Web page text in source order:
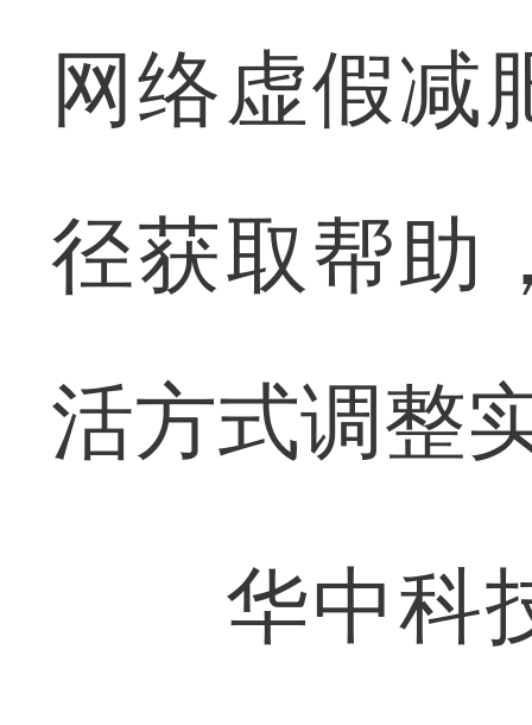
网络虚假减
径获取帮助
活方式调整
华中科技